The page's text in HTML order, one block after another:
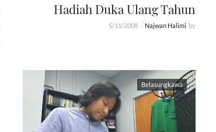
Hadiah Duka Ulang Tahun
by
Najwan Halimi
-
5/11/2008
Belasungkawa